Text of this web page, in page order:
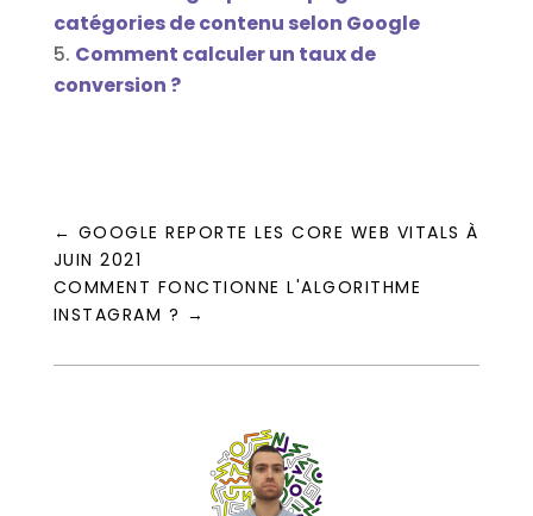
catégories de contenu selon Google
Comment calculer un taux de
conversion ?
← GOOGLE REPORTE LES CORE WEB VITALS À
JUIN 2021
COMMENT FONCTIONNE L'ALGORITHME
INSTAGRAM ? →